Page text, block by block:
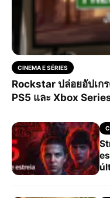
CINEMA E SÉRIES
Rockstar ปล่อยอัปเ
PS5 และ Xbox